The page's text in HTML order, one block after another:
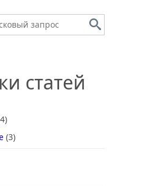
статей
(3)